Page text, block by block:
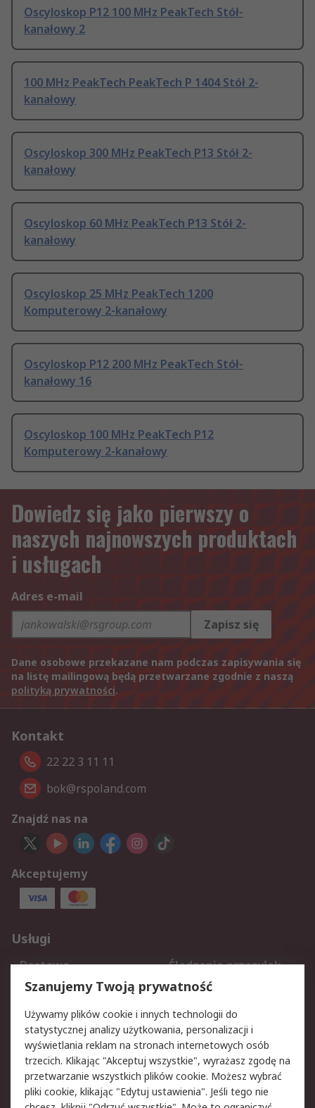
Oscyloskop P12 100 MHz PeakTech Stół-
kanałowy 2
100 MHz PeakTech PeakTech P 1404 Stół 2-
kanałowy
Oscyloskop 300 MHz PeakTech P13 Stół 2-
kanałowy
Oscyloskop 60 MHz PeakTech P13 Stół 2-
kanałowy
Oscyloskop 25 MHz PeakTech 1200
Komputerowy 2-kanałowy
Oscyloskop P12 200 MHz PeakTech Stół-
kanałowy 16
Oscyloskop 100 MHz PeakTech P12
Komputerowy 2-kanałowy
Dowiedz się jako pierwszy o
naszych najnowszych produktach
i usługach
Adres e-mail
Zapisz się
Dane osobowe przekazane nam podczas zapisywania się
na listę mailingową będą przetwarzane zgodnie z naszą
polityką prywatności.
Kontakt
22 22 3 11 11
bok@rspoland.com
Znajdź nas na
Akceptujemy
Usługi
Dostawa
Śledzenie przesyłek
Reklamacje i zwroty
Rejestracja
Aspekty prawne
Bezpieczeństwo e-
maila
Polityka dotycząca
plików cookie
Polityka prywatności
Użytkowanie witryny
Szanujemy Twoją prywatność
Używamy plików cookie i innych technologii do
statystycznej analizy użytkowania, personalizacji i
wyświetlania reklam na stronach internetowych osób
trzecich. Klikając "Akceptuj wszystkie", wyrażasz zgodę na
przetwarzanie wszystkich plików cookie. Możesz wybrać
pliki cookie, klikając "Edytuj ustawienia". Jeśli tego nie